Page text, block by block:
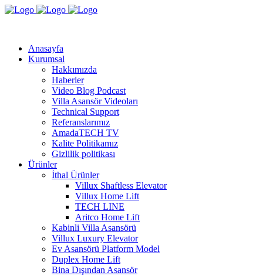
Anasayfa
Kurumsal
Hakkımızda
Haberler
Video Blog Podcast
Villa Asansör Videoları
Technical Support
Referanslarımız
AmadaTECH TV
Kalite Politikamız
Gizlilik politikası
Ürünler
İthal Ürünler
Villux Shaftless Elevator
Villux Home Lift
TECH LINE
Aritco Home Lift
Kabinli Villa Asansörü
Villux Luxury Elevator
Ev Asansörü Platform Model
Duplex Home Lift
Bina Dışından Asansör